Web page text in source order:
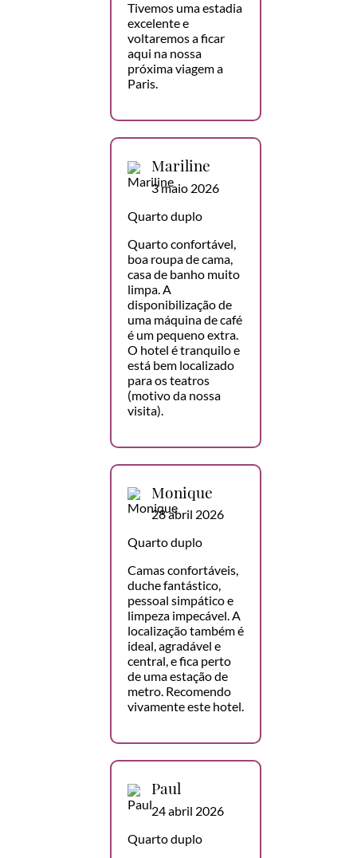
Tivemos uma estadia
excelente e
voltaremos a ficar
aqui na nossa
próxima viagem a
Paris.
Mariline
3 maio 2026
Quarto duplo
Quarto confortável,
boa roupa de cama,
casa de banho muito
limpa. A
disponibilização de
uma máquina de café
é um pequeno extra.
O hotel é tranquilo e
está bem localizado
para os teatros
(motivo da nossa
visita).
Monique
28 abril 2026
Quarto duplo
Camas confortáveis,
duche fantástico,
pessoal simpático e
limpeza impecável. A
localização também é
ideal, agradável e
central, e fica perto
de uma estação de
metro. Recomendo
vivamente este hotel.
Paul
24 abril 2026
Quarto duplo